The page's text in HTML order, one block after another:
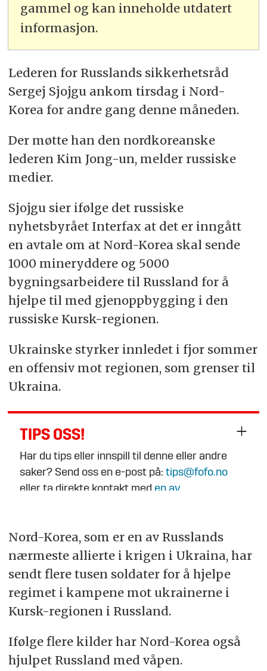
gammel og kan inneholde utdatert
informasjon.
Lederen for Russlands sikkerhetsråd
Sergej Sjojgu ankom tirsdag i Nord-
Korea for andre gang denne måneden.
Der møtte han den nordkoreanske
lederen Kim Jong-un, melder russiske
medier.
Sjojgu sier ifølge det russiske
nyhetsbyrået Interfax at det er inngått
en avtale om at Nord-Korea skal sende
1000 mineryddere og 5000
bygningsarbeidere til Russland for å
hjelpe til med gjenoppbygging i den
russiske Kursk-regionen.
Ukrainske styrker innledet i fjor sommer
en offensiv mot regionen, som grenser til
Ukraina.
TIPS OSS!
Har du tips eller innspill til denne eller andre
saker? Send oss en e-post på:tips@fofo.no
eller ta direkte kontakt med en av
Nord-Korea, som er en av Russlands
nærmeste allierte i krigen i Ukraina, har
sendt flere tusen soldater for å hjelpe
regimet i kampene mot ukrainerne i
Kursk-regionen i Russland.
Ifølge flere kilder har Nord-Korea også
hjulpet Russland med våpen.